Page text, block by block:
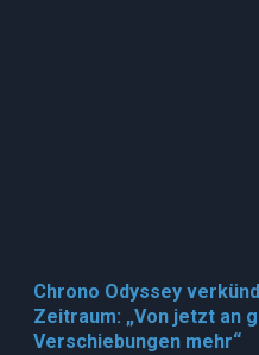
Chrono Odyssey
Zeitraum: „Von jetzt an
Verschiebungen mehr“